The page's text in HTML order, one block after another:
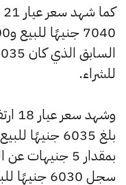
للشراء.
بمقدار 5
سجل 6030 جنيهًا للبيع و 5995 جنيهًا للشراء.